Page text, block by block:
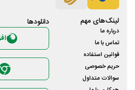
لینک‌های مهم
درباره ما
تماس با ما
قوانین استفاده
حریم خصوصی
سوالات متداول
دانلود‌ها